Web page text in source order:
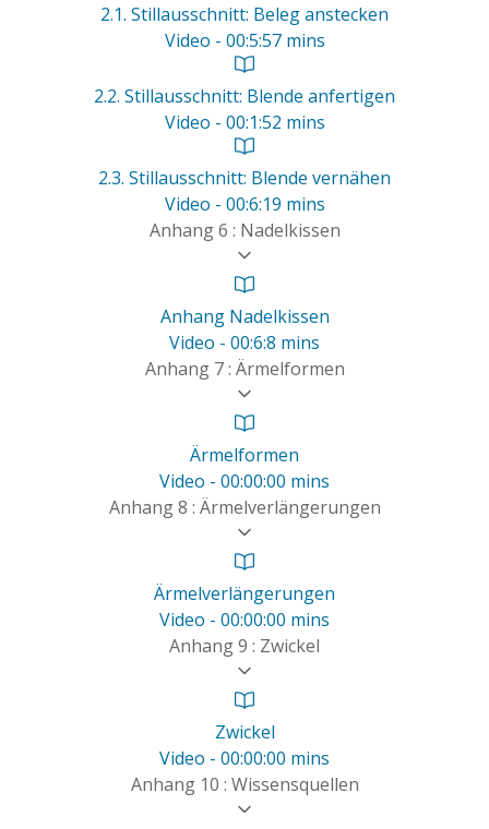
2.1. Stillausschnitt: Beleg anstecken
Video - 00:5:57 mins
2.2. Stillausschnitt: Blende anfertigen
Video - 00:1:52 mins
2.3. Stillausschnitt: Blende vernähen
Video - 00:6:19 mins
Anhang 6 : Nadelkissen
Anhang Nadelkissen
Video - 00:6:8 mins
Anhang 7 : Ärmelformen
Ärmelformen
Video - 00:00:00 mins
Anhang 8 : Ärmelverlängerungen
Ärmelverlängerungen
Video - 00:00:00 mins
Anhang 9 : Zwickel
Zwickel
Video - 00:00:00 mins
Anhang 10 : Wissensquellen